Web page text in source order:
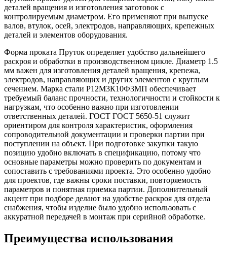
деталей вращения и изготовления заготовок с
контролируемым диаметром. Его применяют при выпуске
валов, втулок, осей, электродов, направляющих, крепежных
деталей и элементов оборудования.
Форма проката Пруток определяет удобство дальнейшего
раскроя и обработки в производственном цикле. Диаметр 1.5
мм важен для изготовления деталей вращения, крепежа,
электродов, направляющих и других элементов с круглым
сечением. Марка стали Р12М3К10Ф3МП обеспечивает
требуемый баланс прочности, технологичности и стойкости к
нагрузкам, что особенно важно при изготовлении
ответственных деталей. ГОСТ ГОСТ 5650-51 служит
ориентиром для контроля характеристик, оформления
сопроводительной документации и проверки партии при
поступлении на объект. При подготовке закупки такую
позицию удобно включать в спецификацию, потому что
основные параметры можно проверить по документам и
сопоставить с требованиями проекта. Это особенно удобно
для проектов, где важны сроки поставки, повторяемость
параметров и понятная приемка партии. Дополнительный
акцент при подборе делают на удобстве раскроя для отдела
снабжения, чтобы изделие было удобно использовать с
аккуратной передачей в монтаж при серийной обработке.
Преимущества использования